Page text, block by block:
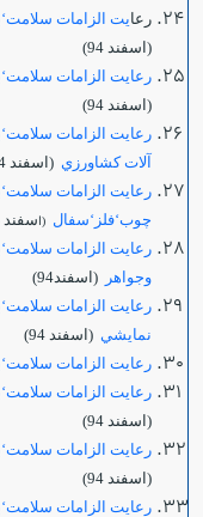
رعايت الزامات
(اسفند 94)
رعايت الزامات
(اسفند 94)
رعايت الزامات
آلات كشاورزي (اسفند 94)
رعايت الزامات
چوب‘فلز‘سفال
(اسفند 94)
رعايت الزامات
وجواهر
(اسفند94)
رعايت الزامات
نمايشي (اسفند 94)
رعايت الزامات
رعايت الزامات
(اسفند 94)
رعايت الزامات
(اسفند 94)
رعايت الزامات